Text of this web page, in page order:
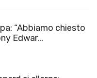
“Abbiamo chiesto
Edwar...